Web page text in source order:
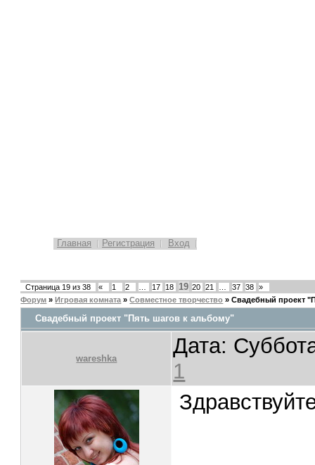
Главная Регистрация Вход
Страница 19 из38 « 1 2 17 18 19 20 21 37 38
»
Форум » Игровая комната » Совместное творчество » Свадебный проект
Свадебный проект "Пять шагов к альбому"
wareshka
Дата:
1